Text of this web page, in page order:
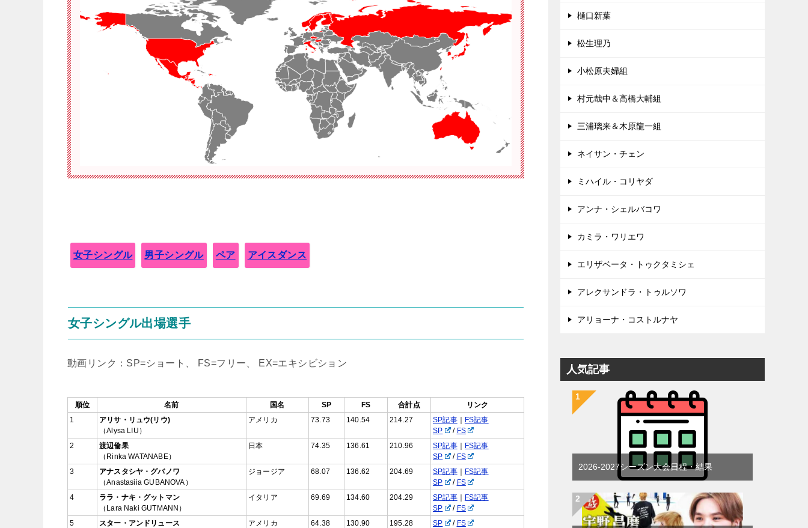
女子シングル 男子シングル ペア アイスダンス
女子シングル出場選手
動画リンク：SP=ショート、 FS=フリー、 EX=エキシビション
順位 名前 国名 SP FS 合計点
リンク
1
アリサ・リュウ(リウ)
（Alysa LIU）
アメリカ 73.73 140.54 214.27 SP記事｜ FS記事
SP
/ FS
2
渡辺倫果
（Rinka WATANABE）
日本 74.35 136.61 210.96 SP記事｜ FS記事
SP
/ FS
3
アナスタシヤ・グバノワ
（Anastasiia GUBANOVA）
ジョージア 68.07 136.62 204.69 SP記事｜ FS記事
SP
/ FS
4
ララ・ナキ・グットマン
（Lara Naki GUTMANN）
イタリア 69.69 134.60 204.29 SP記事｜ FS記事
SP
/ FS
5
スター・アンドリュース
アメリカ 64.38 130.90 195.28 SP / FS
樋口新葉
松生理乃
小松原夫婦組
村元哉中＆高橋大輔組
三浦璃来＆木原龍一組
ネイサン・チェン
ミハイル・コリヤダ
アンナ・シェルバコワ
カミラ・ワリエワ
エリザベータ・トゥクタミシェ
アレクサンドラ・トゥルソワ
アリョーナ・コストルナヤ
人気記事
2026-2027シーズン大会日程・結果